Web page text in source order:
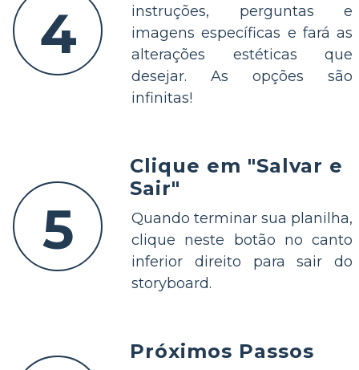
4
instruções, perguntas e
imagens específicas e fará as
alterações estéticas que
desejar. As opções são
infinitas!
5
Clique em "Salvar e
Sair"
Quando terminar sua planilha,
clique neste botão no canto
inferior direito para sair do
storyboard.
Próximos Passos